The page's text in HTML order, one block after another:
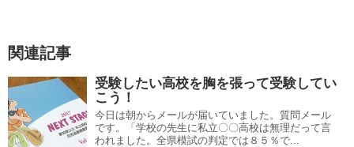
関連記事
受験したい高校を胸を張って受験してい
こう！
今日は朝からメールが届いていました。質問メール
です。「学校の先生に私立〇〇高校は無理だって言
われました。全県模試の判定では８５％で...